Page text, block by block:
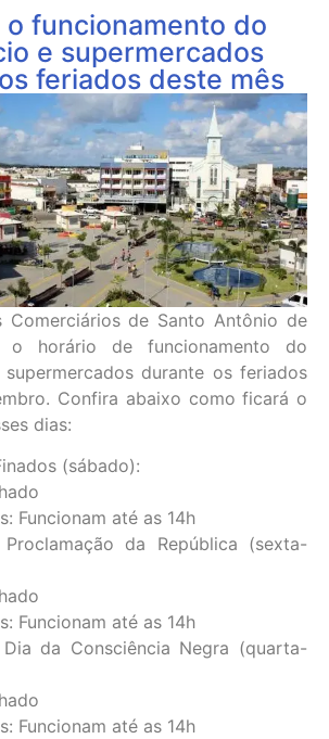
o funcionamento do
e supermercados
feriados deste mês
Comerciários de Santo Antônio de
o horário de funcionamento do
durante os feriados
Confira abaixo como ficará o
dias:
(sábado):
Funcionam até as 14h
da República (sexta-
Funcionam até as 14h
da Consciência Negra (quarta-
Funcionam até as 14h